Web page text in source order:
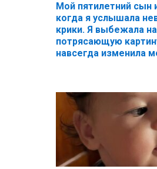
Мой пятилетний сын
когда я услышала
крики. Я выбежала
потрясающую
навсегда изменила